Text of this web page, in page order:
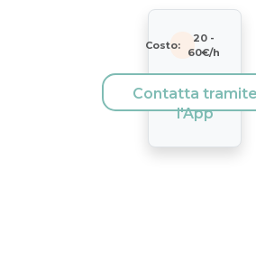
Costo:
20 -
60€/h
Contatta
l'App